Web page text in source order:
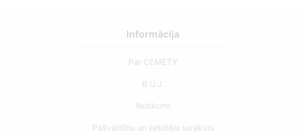
Informācija
Par CEMETY
B.U.J.
Notikumi
Pašvaldību un lietotāju saraksts